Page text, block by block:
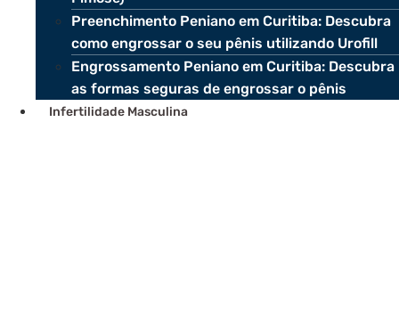
Preenchimento Peniano em Curitiba: Descubra
como engrossar o seu pênis utilizando Urofill
Engrossamento Peniano em Curitiba: Descubra
as formas seguras de engrossar o pênis
Infertilidade Masculina